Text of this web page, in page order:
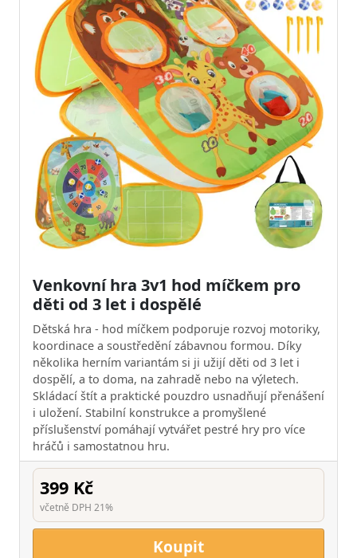
Venkovní hra 3v1 hod míčkem pro
děti od 3 let i dospělé
Dětská hra - hod míčkem podporuje rozvoj motoriky,
koordinace a soustředění zábavnou formou. Díky
několika herním variantám si ji užijí děti od 3 let i
dospělí, a to doma, na zahradě nebo na výletech.
Skládací štít a praktické pouzdro usnadňují přenášení
i uložení. Stabilní konstrukce a promyšlené
příslušenství pomáhají vytvářet pestré hry pro více
hráčů i samostatnou hru.
399 Kč
včetně DPH 21%
Koupit